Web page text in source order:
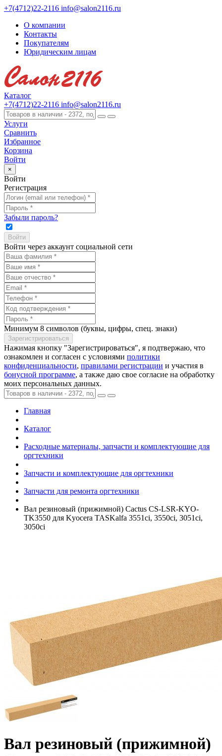
+7(4712)22-2116 info@salon2116.ru
О компании
Контакты
Покупателям
Юридическим лицам
Каталог
+7(4712)22-2116 info@salon2116.ru
Услуги
Сравнить
Избранное
Корзина
Войти
×
Войти
Регистрация
Забыли пароль?
Войти через аккаунт социальной сети
Минимум 8 символов (буквы, цифры, спец. знаки)
Нажимая кнопку "Зарегистрироваться", я подтвержаю, что
ознакомлен и согласен с условиями политики
конфиденциальности, правилами регистрации и участия в
бонусной программе, а также даю свое согласие на обработку
моих персональных данных.
Главная
Каталог
Расходные материалы, запчасти и комплектующие для
оргтехники
Запчасти и комплектующие для оргтехники
Запчасти для ремонта оргтехники
Вал резиновый (прижимной) Cactus CS-LSR-KYO-
TK3550 для Kyocera TASKalfa 3551ci, 3550ci, 3051ci,
3050ci
Вал резиновый (прижимной)